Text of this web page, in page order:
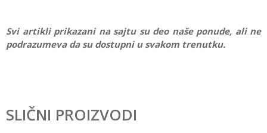
Svi artikli prikazani na sajtu su deo naše ponude, ali ne
podrazumeva da su dostupni u svakom trenutku.
Ime/Nadimak
SLIČNI PROIZVODI